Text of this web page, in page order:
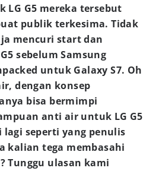
LG G5 mereka tersebut
publik terkesima. Tidak
mencuri start dan
sebelum Samsung
untuk Galaxy S7. Oh
dengan konsep
bisa bermimpi
anti air untuk LG G5
seperti yang penulis
kalian tega membasahi
Tunggu ulasan kami